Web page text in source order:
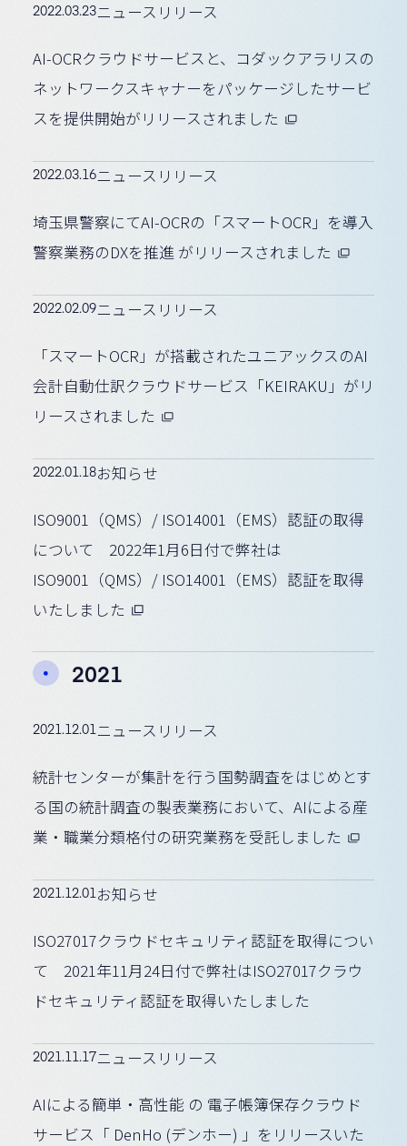
2022.03.23ニュースリリース
AI-OCRクラウドサービスと、コダックアラリスの
ネットワークスキャナーをパッケージしたサービ
スを提供開始がリリースされました
2022.03.16ニュースリリース
埼玉県警察にてAI-OCRの「スマートOCR」を導入
警察業務のDXを推進 がリリースされました
2022.02.09ニュースリリース
「スマートOCR」が搭載されたユニアックスのAI
会計自動仕訳クラウドサービス「KEIRAKU」がリ
リースされました
2022.01.18お知らせ
ISO9001（QMS）/ ISO14001（EMS）認証の取得
について 2022年1月6日付で弊社は
ISO9001（QMS）/ ISO14001（EMS）認証を取得
いたしました
2021
2021.12.01ニュースリリース
統計センターが集計を行う国勢調査をはじめとす
る国の統計調査の製表業務において、AIによる産
業・職業分類格付の研究業務を受託しました
2021.12.01お知らせ
ISO27017クラウドセキュリティ認証を取得につい
て 2021年11月24日付で弊社はISO27017クラウ
ドセキュリティ認証を取得いたしました
2021.11.17ニュースリリース
AIによる簡単・高性能 の 電子帳簿保存クラウド
サービス「 DenHo (デンホー) 」をリリースいた